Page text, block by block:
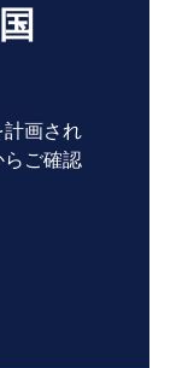
画され
ご確認